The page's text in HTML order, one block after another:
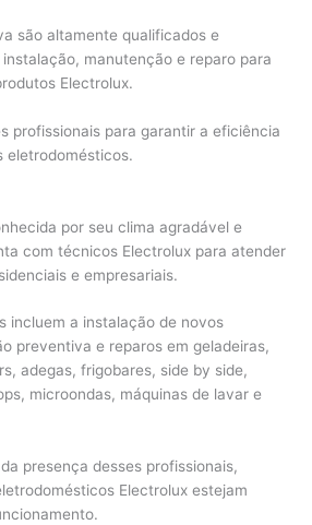
são altamente qualificados e
manutenção e reparo para
Electrolux.
profissionais para garantir a eficiência
eletrodomésticos.
por seu clima agradável e
com técnicos Electrolux para atender
e empresariais.
incluem a instalação de novos
preventiva e reparos em geladeiras,
adegas, frigobares, side by side,
microondas, máquinas de lavar e
presença desses profissionais,
Electrolux estejam